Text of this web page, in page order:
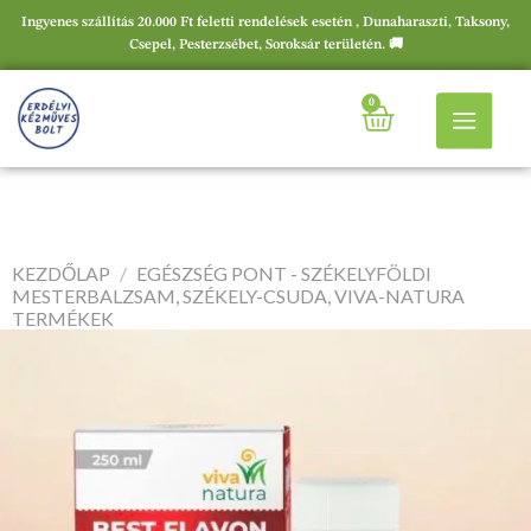
Ingyenes szállítás 20.000 Ft feletti rendelések esetén , Dunaharaszti, Taksony,
Csepel, Pesterzsébet, Soroksár területén. 🚚
0
KEZDŐLAP / EGÉSZSÉG PONT - SZÉKELYFÖLDI
MESTERBALZSAM, SZÉKELY-CSUDA, VIVA-NATURA
TERMÉKEK